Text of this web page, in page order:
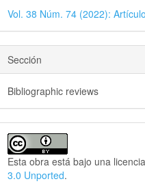
Vol. 38 Núm. 74 (2022):
Sección
Bibliographic reviews
Esta obra está bajo una
3.0 Unported.